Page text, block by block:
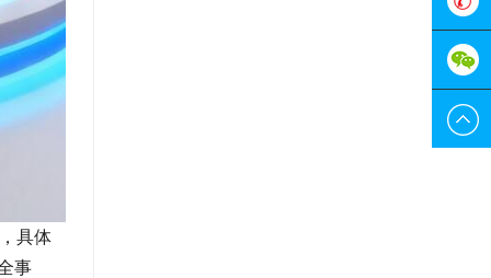
具体
事